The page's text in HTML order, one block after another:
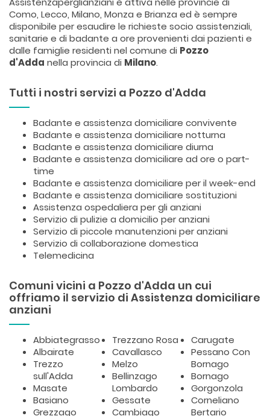
Como, Lecco, Milano, Monza e Brianza ed è sempre
disponibile per esaudire le richieste socio assistenziali,
sanitarie e di badante a ore provenienti dai pazienti e
dalle famiglie residenti nel comune di Pozzo
d'Adda nella provincia di Milano.
Tutti i nostri servizi a Pozzo d'Adda
Badante e assistenza domiciliare convivente
Badante e assistenza domiciliare notturna
Badante e assistenza domiciliare diurna
Badante e assistenza domiciliare ad ore o part-
time
Badante e assistenza domiciliare per il week-end
Badante e assistenza domiciliare sostituzioni
Assistenza ospedaliera per gli anziani
Servizio di pulizie a domicilio per anziani
Servizio di piccole manutenzioni per anziani
Servizio di collaborazione domestica
Telemedicina
Comuni vicini a Pozzo d'Adda un cui
offriamo il servizio di Assistenza domiciliare
anziani
Abbiategrasso
Albairate
Trezzo
sull'Adda
Masate
Basiano
Grezzago
Trezzano Rosa
Cavallasco
Melzo
Bellinzago
Lombardo
Gessate
Cambiago
Carugate
Pessano Con
Bornago
Bornago
Gorgonzola
Corneliano
Bertario